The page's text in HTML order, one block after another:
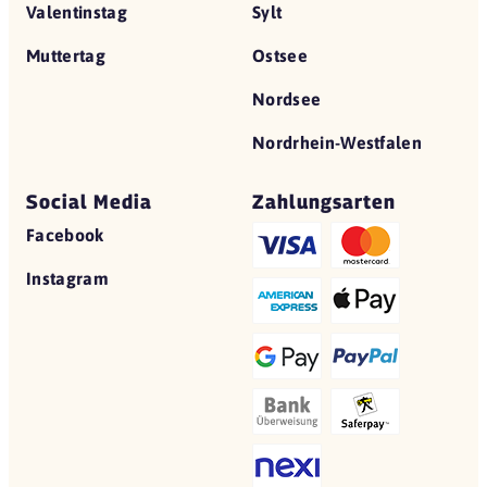
Valentinstag
Muttertag
Sylt
Ostsee
Nordsee
Nordrhein-Westfalen
Social Media
Facebook
Instagram
Zahlungsarten